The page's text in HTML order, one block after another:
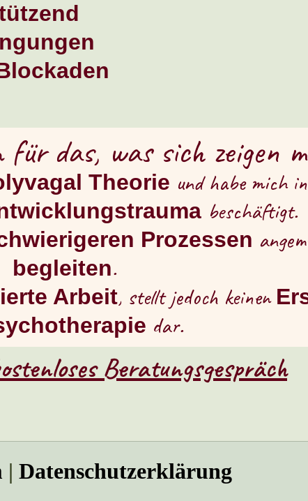
das, was sich zeigen
Theorie und habe mich
beschäftigt.
Prozessen
begleiten.
Arbeit, stellt jedoch keinen
dar.
Beratungsgespräch
| Datenschutzerklärung